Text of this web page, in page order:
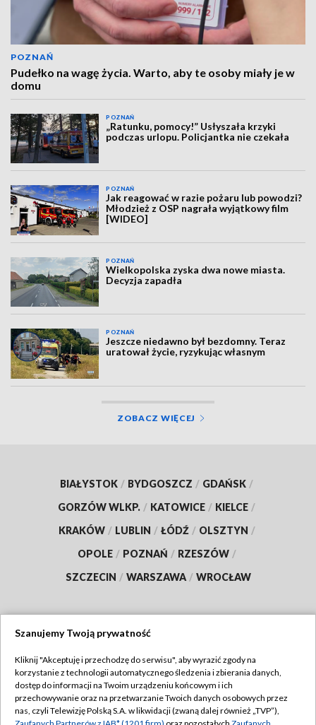
POZNAŃ
Pudełko na wagę życia. Warto, aby te osoby miały je w
domu
POZNAŃ
„Ratunku, pomocy!” Usłyszała krzyki
podczas urlopu. Policjantka nie czekała
POZNAŃ
Jak reagować w razie pożaru lub powodzi?
Młodzież z OSP nagrała wyjątkowy film
[WIDEO]
POZNAŃ
Wielkopolska zyska dwa nowe miasta.
Decyzja zapadła
POZNAŃ
Jeszcze niedawno był bezdomny. Teraz
uratował życie, ryzykując własnym
ZOBACZ WIĘCEJ
BIAŁYSTOK / BYDGOSZCZ / GDAŃSK /
GORZÓW WLKP. / KATOWICE / KIELCE /
KRAKÓW / LUBLIN / ŁÓDŹ / OLSZTYN /
OPOLE / POZNAŃ / RZESZÓW /
SZCZECIN / WARSZAWA / WROCŁAW
TVP
Abonament TVP
Emisja w TVP
Regulamin TVP
Szanujemy Twoją prywatność
Kliknij "Akceptuję i przechodzę do serwisu", aby wyrazić zgody na
korzystanie z technologii automatycznego śledzenia i zbierania danych,
dostęp do informacji na Twoim urządzeniu końcowym i ich
przechowywanie oraz na przetwarzanie Twoich danych osobowych przez
nas, czyli Telewizję Polską S.A. w likwidacji (zwaną dalej również „TVP”),